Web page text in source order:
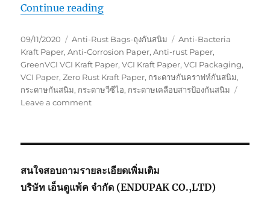
Continue reading“VCI Kraft Paper_กระดาษกันสนิม”
Posted
on
09/11/2020 Categories
Anti-Rust Bags-ถุงกันสนิม Tags
Anti-Bacteria
Kraft Paper,Anti-Corrosion Paper,Anti-rust Paper,
GreenVCI VCI Kraft Paper,VCI Kraft Paper,VCI Packaging,
VCI Paper,Zero Rust Kraft Paper, กระดาษกันคราฟท์กันสนิม,
กระดาษกันสนิม, กระดาษวีซีไอ, กระดาษเคลือบสารป้องกันสนิม
Leave a commenton
สนใจสอบถามรายละเอียดเพิ่มเติม
บริษัท เอ็นดูแพ้ค จำกัด (ENDUPAK CO.,LTD)